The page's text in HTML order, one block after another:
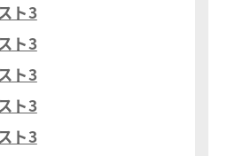
ト3
ト3
ト3
ト3
ト3